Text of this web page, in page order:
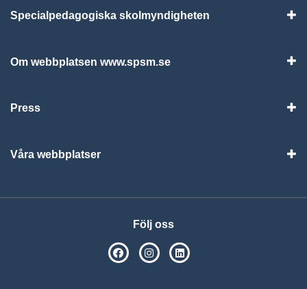
Specialpedagogiska skolmyndigheten
Om webbplatsen www.spsm.se
Press
Våra webbplatser
Följ oss
SPSM på Facebook
SPSM på Instagram